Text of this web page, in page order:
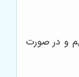
و در صورت